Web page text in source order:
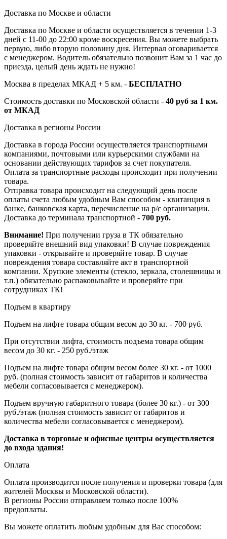
Доставка по Москве и области
Доставка по Москве и области осуществляется в течении 1-3
дней с 11-00 до 22:00 кроме воскресения. Вы можете выбрать
первую, либо вторую половину дня. Интервал оговаривается
с менеджером. Водитель обязательно позвонит Вам за 1 час до
приезда, целый день ждать не нужно!
Москва в пределах МКАД + 5 км. - БЕСПЛАТНО
Стоимость доставки по Московской области - 40 руб за 1 км.
от МКАД
Доставка в регионы России
Доставка в города России осуществляется транспортными
компаниями, почтовыми или курьерскими службами на
основании действующих тарифов за счет покупателя.
Оплата за транспортные расходы происходит при получении
товара.
Отправка товара происходит на следующий день после
оплаты счета любым удобным Вам способом - квитанция в
банке, банковская карта, перечисление на р/с организации.
Доставка до терминала транспортной - 700 руб.
Внимание! При получении груза в ТК обязательно
проверяйте внешний вид упаковки! В случае повреждения
упаковки - открывайте и проверяйте товар. В случае
повреждения товара составляйте акт в транспортной
компании. Хрупкие элементы (стекло, зеркала, столешницы и
т.п.) обязательно распаковывайте и проверяйте при
сотрудниках ТК!
Подъем в квартиру
Подъем на лифте товара общим весом до 30 кг. - 700 руб.
При отсутствии лифта, стоимость подъема товара общим
весом до 30 кг. - 250 руб./этаж
Подъем на лифте товара общим весом более 30 кг. - от 1000
руб. (полная стоимость зависит от габаритов и количества
мебели согласовывается с менеджером).
Подъем вручную габаритного товара (более 30 кг.) - от 300
руб./этаж (полная стоимость зависит от габаритов и
количества мебели согласовывается с менеджером).
Доставка в торговые и офисные центры осуществляется
до входа здания!
Оплата
Оплата производится после получения и проверки товара (для
жителей Москвы и Московской области).
В регионы России отправляем только после 100%
предоплаты.
Вы можете оплатить любым удобным для Вас способом: